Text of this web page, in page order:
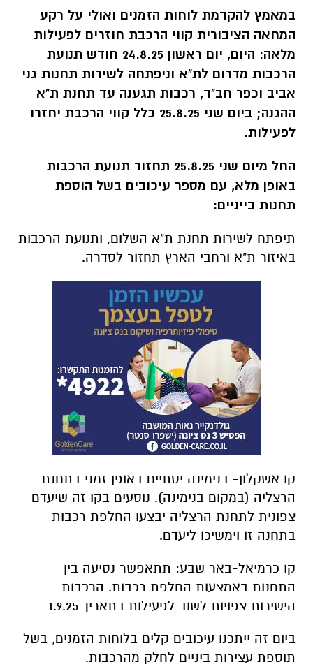
במאמץ להקדמת לוחות הזמנים ואולי על רקע
המחאה הציבורית קווי הרכבת חוזרים לפעילות
מלאה: היום, יום ראשון 24.8.25 חודש תנועת
הרכבות מדרום לת"א וניפתחה לשירות תחנות גני
אביב וכפר חב"ד, רכבות תגענה עד תחנת ת"א
ההגנה; ביום שני 25.8.25 כלל קווי הרכבת יחזרו
לפעילות.
החל מיום שני 25.8.25 תחזור תנועת הרכבות
באופן מלא, עם מספר עיכובים בשל הוספת
תחנות בייניים:
תיפתח לשירות תחנת ת"א השלום, ותנועת הרכבות
באיזור ת"א ורחבי הארץ תחזור לסדרה.
קו אשקלון- בנימינה יסתיים באופן זמני בתחנת
הרצליה (במקום בנימינה). נוסעים בקו זה שיעדם
צפונית לתחנת הרצליה יבצעו החלפת רכבות
בתחנה זו וימשיכו ליעדם.
קו כרמיאל-באר שבע: תתאפשר נסיעה בין
התחנות באמצעות החלפת רכבות. הרכבות
הישירות צפויות לשוב לפעילות בתאריך 1.9.25
ביום זה ייתכנו עיכובים קלים בלוחות הזמנים, בשל
תוספת עצירות ביניים לחלק מהרכבות.